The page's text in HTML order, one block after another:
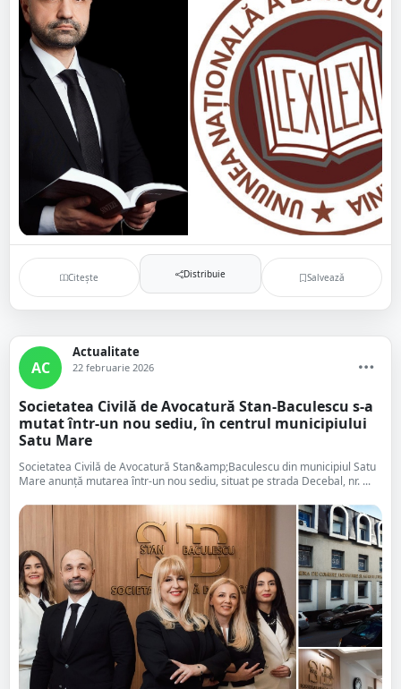
Citește Distribuie Salvează
AC
Actualitate
22 februarie 2026
Societatea Civilă de Avocatură Stan-Bacules­cu s-a
mutat într-un nou sediu, în centrul municipiului
Satu Mare
Societatea Civilă de Avocatură Stan&amp;Bacules­cu din municipiul Satu
Mare anunță mutarea într-un nou sediu, situat pe strada Decebal, nr. ...